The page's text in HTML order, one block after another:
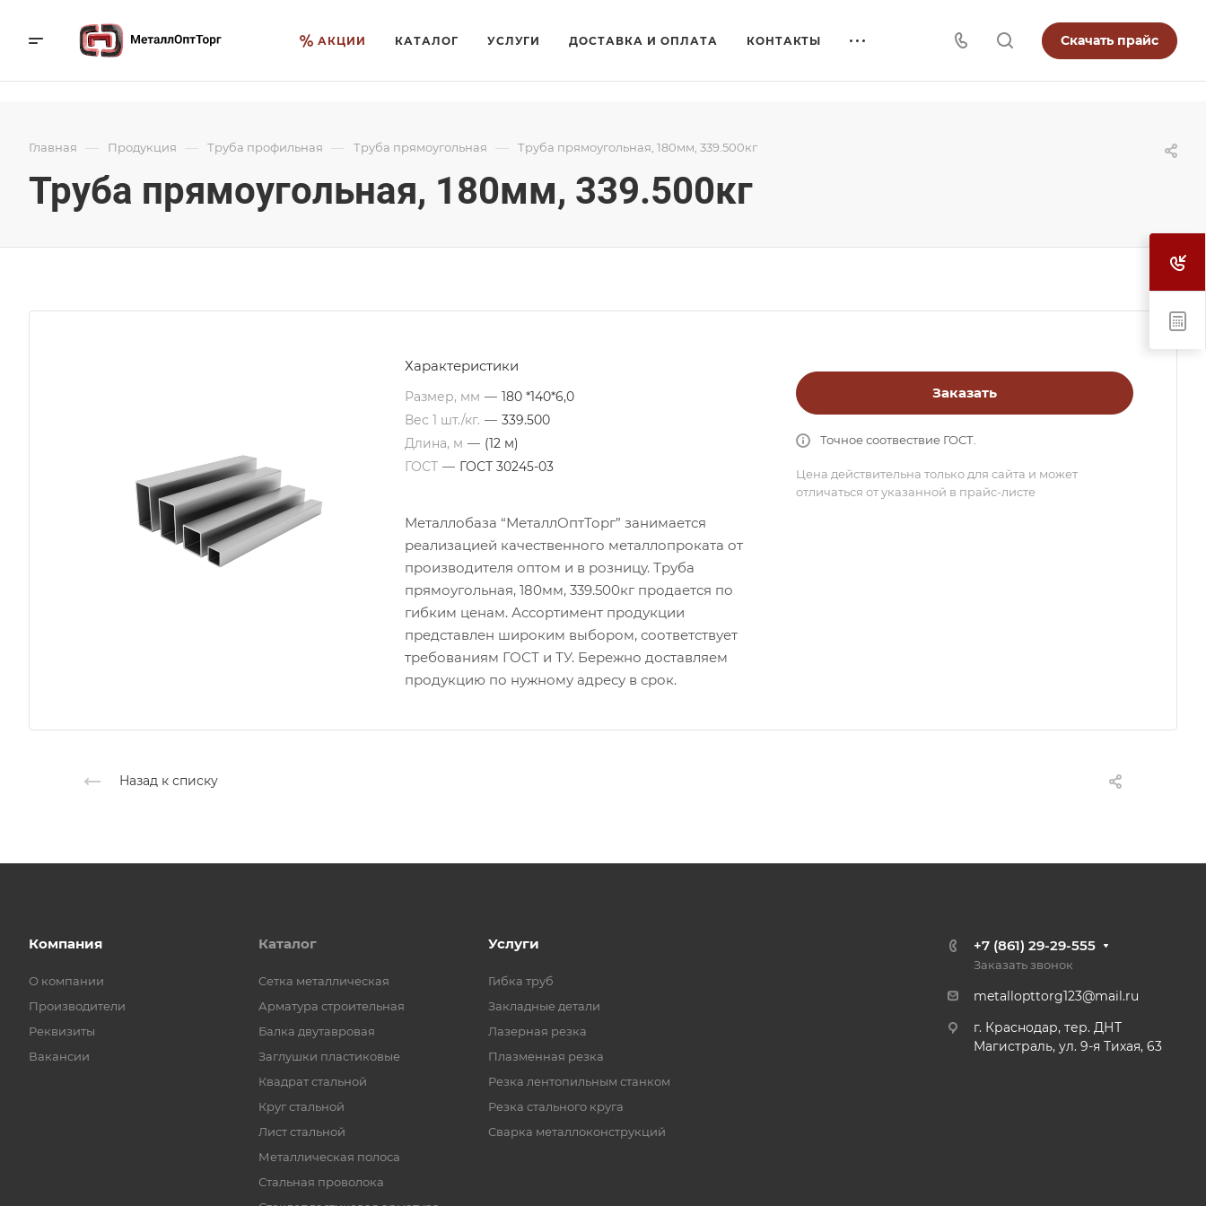
АКЦИИ КАТАЛОГ УСЛУГИ ДОСТАВКА И ОПЛАТА КОНТАКТЫ Скачать прайс
Главная — Продукция — Труба профильная — Труба прямоугольная — Труба прямоугольная, 180мм, 339.500кг
Труба прямоугольная, 180мм, 339.500кг
Характеристики
Размер, мм — 180 *140*6,0
Вес 1 шт./кг. — 339.500
Длина, м — (12 м)
ГОСТ — ГОСТ 30245-03
Металлобаза “МеталлОптТорг” занимается
реализацией качественного металлопроката от
производителя оптом и в розницу. Труба
прямоугольная, 180мм, 339.500кг продается по
гибким ценам. Ассортимент продукции
представлен широким выбором, соответствует
требованиям ГОСТ и ТУ. Бережно доставляем
продукцию по нужному адресу в срок.
Заказать
Точное соотвествие ГОСТ.
Цена действительна только для сайта и может
отличаться от указанной в прайс-листе
Назад к списку
Компания
О компании
Производители
Реквизиты
Вакансии
Каталог
Cетка металлическая
Арматура строительная
Балка двутавровая
Заглушки пластиковые
Квадрат стальной
Круг стальной
Лист стальной
Металлическая полоса
Стальная проволока
Услуги
Гибка труб
Закладные детали
Лазерная резка
Плазменная резка
Резка лентопильным станком
Резка стального круга
Сварка металлоконструкций
+7 (861) 29-29-555
Заказать звонок
metallopttorg123@mail.ru
г. Краснодар, тер. ДНТ
Магистраль, ул. 9-я Тихая, 63